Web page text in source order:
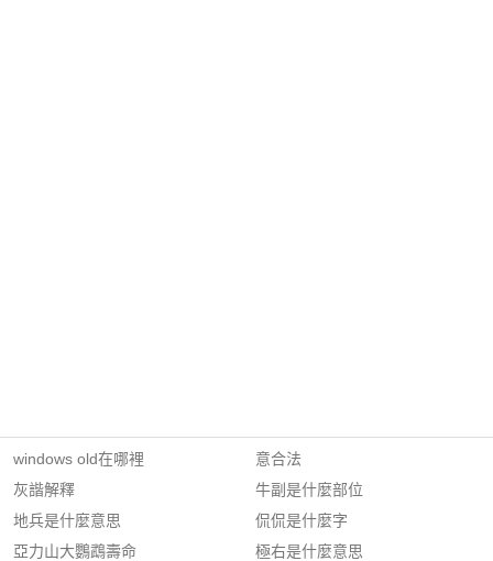
windows old在哪裡
灰諧解釋
地兵是什麼意思
亞力山大鸚鵡壽命
意合法
牛副是什麼部位
侃侃是什麼字
極右是什麼意思